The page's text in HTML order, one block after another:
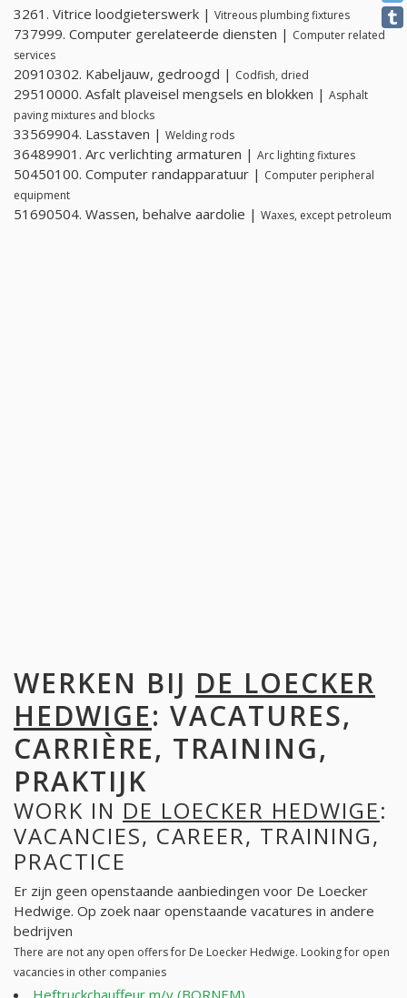
3261. Vitrice loodgieterswerk | Vitreous plumbing fixtures
737999. Computer gerelateerde diensten | Computer related
services
20910302. Kabeljauw, gedroogd | Codfish, dried
29510000. Asfalt plaveisel mengsels en blokken | Asphalt
paving mixtures and blocks
33569904. Lasstaven | Welding rods
36489901. Arc verlichting armaturen | Arc lighting fixtures
50450100. Computer randapparatuur | Computer peripheral
equipment
51690504. Wassen, behalve aardolie | Waxes, except petroleum
WERKEN BIJ DE LOECKER
HEDWIGE: VACATURES,
CARRIÈRE, TRAINING,
PRAKTIJK
WORK IN DE LOECKER HEDWIGE:
VACANCIES, CAREER, TRAINING,
PRACTICE
Er zijn geen openstaande aanbiedingen voor De Loecker
Hedwige. Op zoek naar openstaande vacatures in andere
bedrijven
There are not any open offers for De Loecker Hedwige. Looking for open
vacancies in other companies